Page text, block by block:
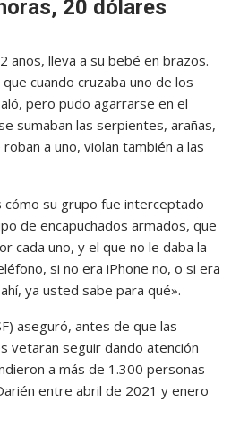
20 dólares
años, lleva a su bebé en brazos.
cuando cruzaba uno de los
pero pudo agarrarse en el
sumaban las serpientes, arañas,
a uno, violan también a las
cómo su grupo fue interceptado
de encapuchados armados, que
cada uno, y el que no le daba la
si no era iPhone no, o si era
ya usted sabe para qué».
aseguró, antes de que las
vetaran seguir dando atención
a más de 1.300 personas
entre abril de 2021 y enero